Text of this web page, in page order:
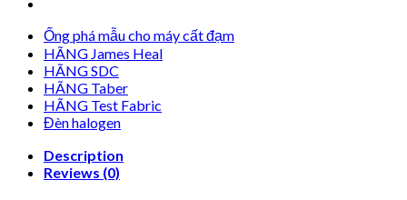
Ống phá mẫu cho máy cất đạm
HÃNG James Heal
HÃNG SDC
HÃNG Taber
HÃNG Test Fabric
Đèn halogen
Description
Reviews (0)